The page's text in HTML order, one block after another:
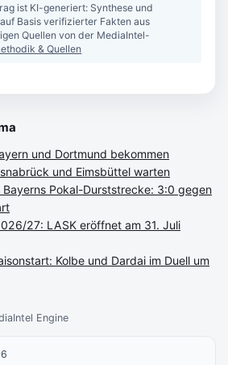
Engine
ist KI-generiert: Synthese und
Basis verifizierter Fakten aus
Quellen von der MediaIntel-
& Quellen
und Dortmund bekommen
und Eimsbüttel warten
Pokal-Durststrecke: 3:0 gegen
27: LASK eröffnet am 31. Juli
Kolbe und Dardai im Duell um